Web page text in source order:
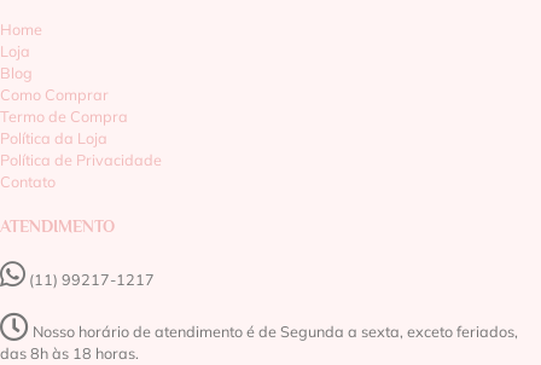
Home
Loja
Blog
Como Comprar
Termo de Compra
Política da Loja
Política de Privacidade
Contato
ATENDIMENTO
(11) 99217-1217‬
Nosso horário de atendimento é de Segunda a sexta, exceto feriados,
das 8h às 18 horas.